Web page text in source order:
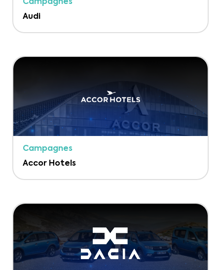
Campagnes
Audi
Campagnes
Accor Hotels